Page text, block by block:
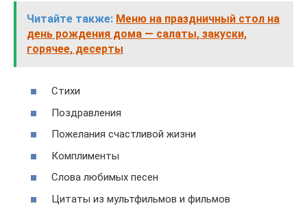
Читайте также: Меню на праздничный стол на
день рождения дома — салаты, закуски,
горячее, десерты
Стихи
Поздравления
Пожелания счастливой жизни
Комплименты
Слова любимых песен
Цитаты из мультфильмов и фильмов